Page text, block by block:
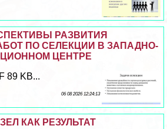
РАЗВИТИЯ
ПО СЕЛЕКЦИИ В ЗАПАДНО-
ЦЕНТРЕ
89 KB...
06 08 2026 12:24:13
КАК РЕЗУЛЬТАТ